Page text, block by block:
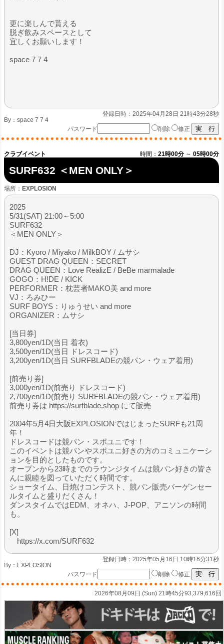
更に楽しんで貰える
脱ぎ飲みスペースとして
宜しくお願いします！
space 7 7 4
登録日時：2025年04月28日 21時43分28秒
By： space 7 7 4
パスワード
削除 修正
クラブイベント 時間： 21時00分 ～ 05時00分
SURF632 ＜MEN ONLY＞
場所： EXPLOSION
2025
5/31(SAT) 21:00～5:00
SURF632
＜MEN ONLY＞
DJ：Kyoro / Miyako / MilkBOY / ムサシ
GUEST DRAG QUEEN：SECRET
DRAG QUEEN：Love RealizE / BeBe marmalade
GOGO：H!DE / KICK
PERFORMER：枕芸者MAKO美 and more
VJ：ろみひー
SURF BOYS：りゅうせい and more
ORGANIZER：ムサシ
[当日券]
3,800yen/1D(当日 着衣)
3,500yen/1D(当日 ドレスコード)
3,200yen/1D(当日 SURFBLADEの競パン・ウェア着用)
[前売り券]
3,000yen/1D(前売り ドレスコード)
2,700yen/1D(前売り SURFBLADEの競パン・ウェア着用)
前売り券は https://surfblade.shop にて販売
2004年5月4日大阪EXPLOSIONではじまったSURFも21周
年！
ドレスコードは競パン・スポユニです！
このイベントは競パンやスポユニ好きの方のコミュニケーシ
ョンを目的としたものです。
オープンから23時までのラウンジタイムは競パン好きの皆さ
んに親睦を図っていただく時間です。
ショータイム、日焼けコンテスト、競パン販売バーゲンセー
ルタイムと盛りだくさん！
ダンスタイムではEDM、オネハ、J-POP、アニソンの時間
も。
[X]
https://x.com/SURF632
登録日時：2025年05月16日 10時16分31秒
By： EXPLOSION
パスワード
削除 修正
2026年08月09日 (Sun) 21時45分93,379,616回